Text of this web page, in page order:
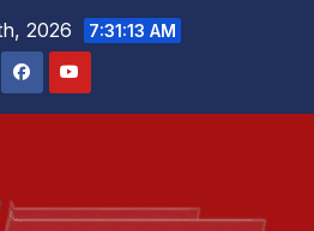
2026 7:31:13 AM